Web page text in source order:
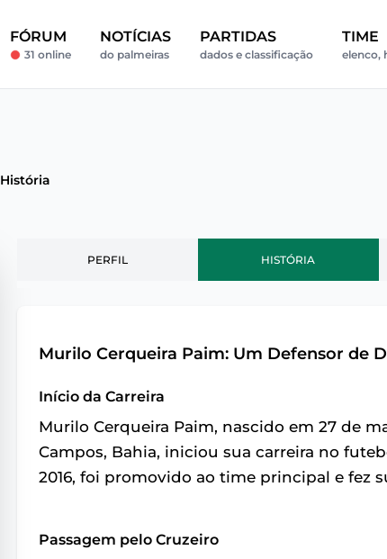
FÓRUM
31 online
NOTÍCIAS
do palmeiras
PARTIDAS
dados e classificação
TIME
elenco,
História
PERFIL HISTÓRIA
Murilo Cerqueira Paim: Um Defensor de
Início da Carreira
Murilo Cerqueira Paim, nascido em 27 de
Campos, Bahia, iniciou sua carreira no
2016, foi promovido ao time principal e fez
Passagem pelo Cruzeiro